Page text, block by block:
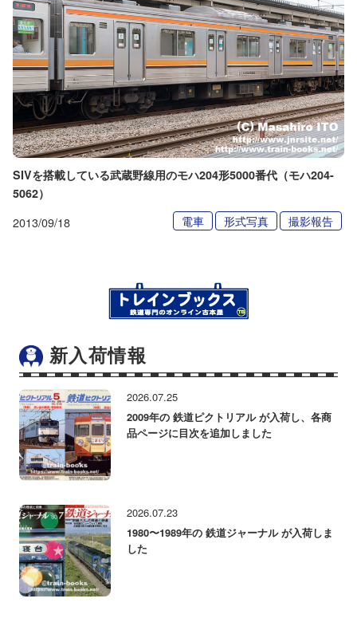
SIVを搭載している武蔵野線用のモハ204形5000番代（モハ204-
5062）
2013/09/18 電車 形式写真 撮影報告
新入荷情報
2026.07.25
2009年の 鉄道ピクトリアル が入荷し、各商
品ページに目次を追加しました
2026.07.23
1980〜1989年の 鉄道ジャーナル が入荷しま
した